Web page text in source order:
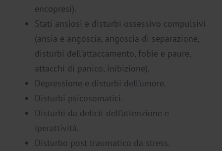
encopresi).
Stati ansiosi e disturbi ossessivo compulsivi
(ansia e angoscia, angoscia di separazione,
disturbi dell’attaccamento, fobie e paure,
attacchi di panico, inibizione).
Depressione e disturbi dell’umore.
Disturbi psicosomatici.
Disturbi da deficit dell’attenzione e
iperattività.
Disturbo post traumatico da stress.